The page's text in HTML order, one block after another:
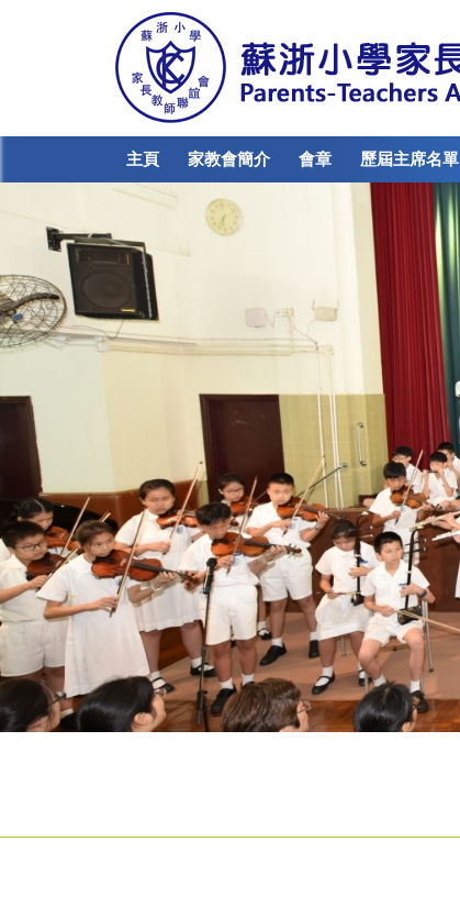
主頁 家教會簡介 會章 歷屆主席名單